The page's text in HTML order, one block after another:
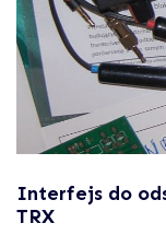
Interfejs do
TRX